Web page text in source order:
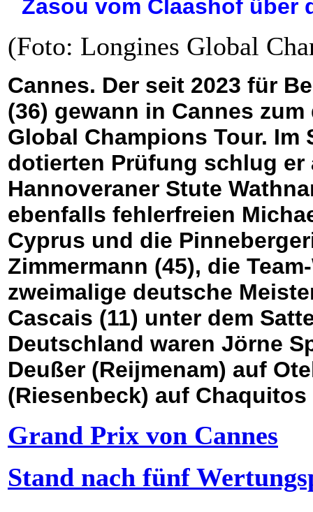
Zasou vom Claashof über
(Foto: Longines Global
Cannes. Der seit 2023 für
(36) gewann in Cannes
Global Champions Tour. Im
dotierten Prüfung schlug
Hannoveraner Stute
ebenfalls fehlerfreien
Cyprus und die
Zimmermann (45), die
zweimalige deutsche
Cascais (11) unter dem
Deutschland waren Jörne
Deußer (Reijmenam) auf
(Riesenbeck) auf Chaquitos
Grand Prix von Cannes
Stand nach fünf